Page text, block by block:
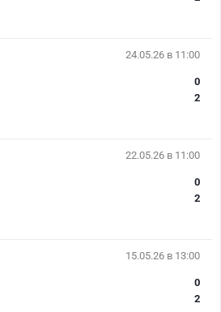
24.05.26 в 11:00
0
2
22.05.26 в 11:00
0
2
15.05.26 в 13:00
0
2